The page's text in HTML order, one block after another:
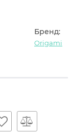
Бренд:
Origami